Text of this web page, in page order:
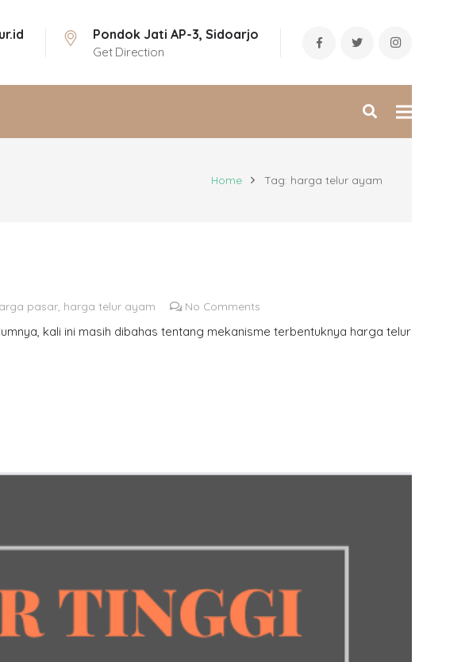
Pondok Jati AP-3, Sidoarjo
Get Direction
Home Tag: harga telur ayam
pasar harga telur ayam No Comments
kali ini masih dibahas tentang mekanisme terbentuknya harga telur